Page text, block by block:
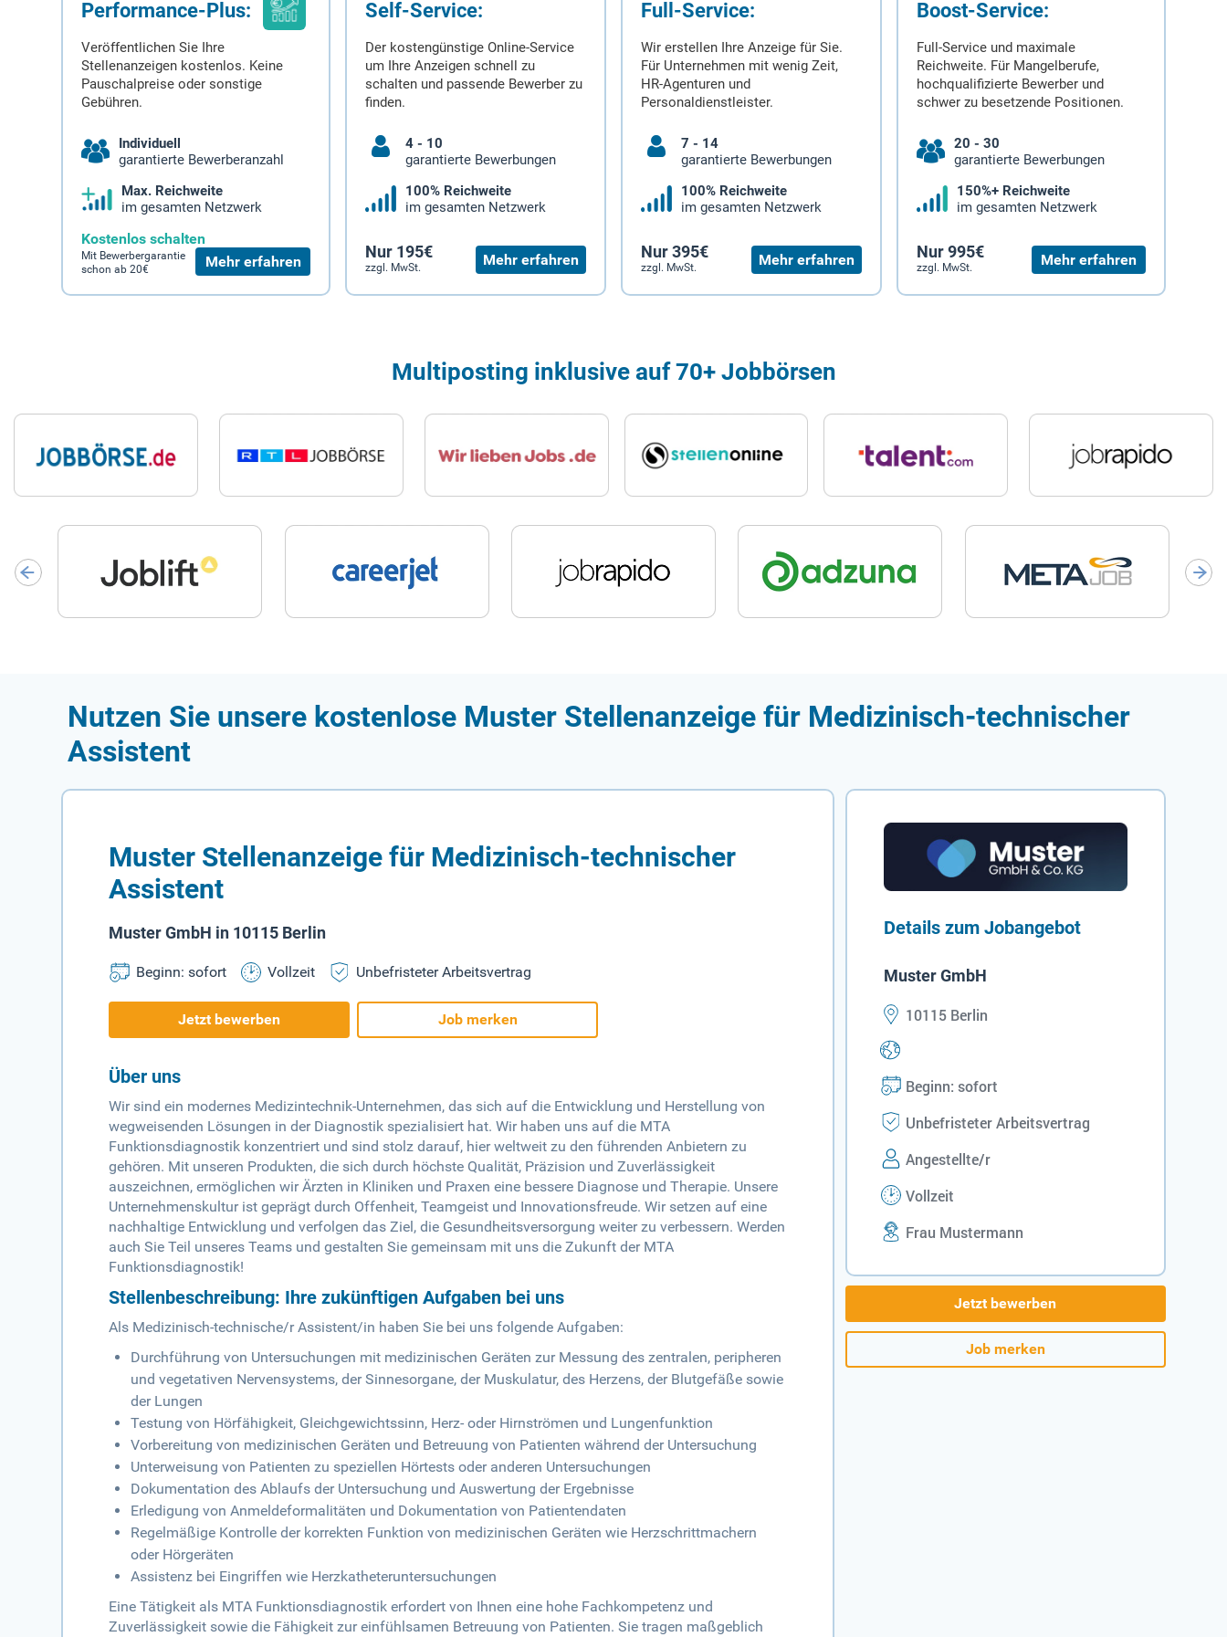
Performance-Plus:
Veröffentlichen Sie Ihre
Stellenanzeigen kostenlos. Keine
Pauschalpreise oder sonstige
Gebühren.
Individuell
garantierte Bewerberanzahl
Max. Reichweite
im gesamten Netzwerk
Kostenlos schalten
Mit Bewerbergarantie
schon ab 20€
Mehr erfahren
Self-Service:
Der kostengünstige Online-Service
um Ihre Anzeigen schnell zu
schalten und passende Bewerber zu
finden.
4 - 10
garantierte Bewerbungen
100% Reichweite
im gesamten Netzwerk
Nur 195€
zzgl. MwSt. Mehr erfahren
Full-Service:
Wir erstellen Ihre Anzeige für Sie.
Für Unternehmen mit wenig Zeit,
HR-Agenturen und
Personaldienstleister.
7 - 14
garantierte Bewerbungen
100% Reichweite
im gesamten Netzwerk
Nur 395€
zzgl. MwSt. Mehr erfahren
Boost-Service:
Full-Service und maximale
Reichweite. Für Mangelberufe,
hochqualifizierte Bewerber und
schwer zu besetzende Positionen.
20 - 30
garantierte Bewerbungen
150%+ Reichweite
im gesamten Netzwerk
Nur 995€
zzgl. MwSt. Mehr erfahren
Multiposting inklusive auf 70+ Jobbörsen
Nutzen Sie unsere kostenlose Muster Stellenanzeige für Medizinisch-technischer
Assistent
Muster Stellenanzeige für Medizinisch-technischer
Assistent
Muster GmbH in 10115 Berlin
Beginn: sofort Vollzeit Unbefristeter Arbeitsvertrag
Jetzt bewerben Job merken
Über uns
Wir sind ein modernes Medizintechnik-Unternehmen, das sich auf die Entwicklung und Herstellung von
wegweisenden Lösungen in der Diagnostik spezialisiert hat. Wir haben uns auf die MTA
Funktionsdiagnostik konzentriert und sind stolz darauf, hier weltweit zu den führenden Anbietern zu
gehören. Mit unseren Produkten, die sich durch höchste Qualität, Präzision und Zuverlässigkeit
auszeichnen, ermöglichen wir Ärzten in Kliniken und Praxen eine bessere Diagnose und Therapie. Unsere
Unternehmenskultur ist geprägt durch Offenheit, Teamgeist und Innovationsfreude. Wir setzen auf eine
nachhaltige Entwicklung und verfolgen das Ziel, die Gesundheitsversorgung weiter zu verbessern. Werden
auch Sie Teil unseres Teams und gestalten Sie gemeinsam mit uns die Zukunft der MTA
Funktionsdiagnostik!
Stellenbeschreibung: Ihre zukünftigen Aufgaben bei uns
Als Medizinisch-technische/r Assistent/in haben Sie bei uns folgende Aufgaben:
Durchführung von Untersuchungen mit medizinischen Geräten zur Messung des zentralen, peripheren
und vegetativen Nervensystems, der Sinnesorgane, der Muskulatur, des Herzens, der Blutgefäße sowie
der Lungen
Testung von Hörfähigkeit, Gleichgewichtssinn, Herz- oder Hirnströmen und Lungenfunktion
Vorbereitung von medizinischen Geräten und Betreuung von Patienten während der Untersuchung
Unterweisung von Patienten zu speziellen Hörtests oder anderen Untersuchungen
Dokumentation des Ablaufs der Untersuchung und Auswertung der Ergebnisse
Erledigung von Anmeldeformalitäten und Dokumentation von Patientendaten
Regelmäßige Kontrolle der korrekten Funktion von medizinischen Geräten wie Herzschrittmachern
oder Hörgeräten
Assistenz bei Eingriffen wie Herzkatheteruntersuchungen
Eine Tätigkeit als MTA Funktionsdiagnostik erfordert von Ihnen eine hohe Fachkompetenz und
Zuverlässigkeit sowie die Fähigkeit zur einfühlsamen Betreuung von Patienten. Sie tragen maßgeblich
Details zum Jobangebot
Muster GmbH
10115 Berlin
Beginn: sofort
Unbefristeter Arbeitsvertrag
Angestellte/r
Vollzeit
Frau Mustermann
Jetzt bewerben
Job merken